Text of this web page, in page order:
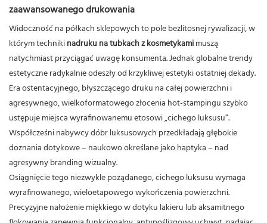
zaawansowanego drukowania
Widoczność na półkach sklepowych to pole bezlitosnej rywalizacji, w
którym technikinadruku na tubkach z kosmetykamimuszą
natychmiast przyciągać uwagę konsumenta.Jednak globalne trendy
estetyczne radykalnie odeszły od krzykliwej estetyki ostatniej dekady.
Era ostentacyjnego, błyszczącego druku na całej powierzchni i
agresywnego, wielkoformatowego złocenia hot-stampingu szybko
ustępuje miejsca wyrafinowanemu etosowi „cichego luksusu”.
Współcześni nabywcy dóbr luksusowych przedkładają głębokie
doznania dotykowe – naukowo określane jako haptyka – nad
agresywny branding wizualny.
Osiągnięcie tego niezwykle pożądanego, cichego luksusu wymaga
wyrafinowanego, wieloetapowego wykończenia powierzchni.
Precyzyjne nałożenie miękkiego w dotyku lakieru lub aksamitnego